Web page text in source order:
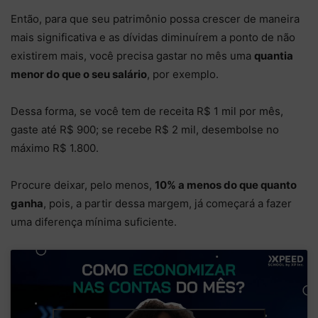
Então, para que seu patrimônio possa crescer de maneira
mais significativa e as dívidas diminuírem a ponto de não
existirem mais, você precisa gastar no mês uma quantia
menor do que o seu salário, por exemplo.
Dessa forma, se você tem de receita R$ 1 mil por mês,
gaste até R$ 900; se recebe R$ 2 mil, desembolse no
máximo R$ 1.800.
Procure deixar, pelo menos, 10% a menos do que quanto
ganha, pois, a partir dessa margem, já começará a fazer
uma diferença mínima suficiente.